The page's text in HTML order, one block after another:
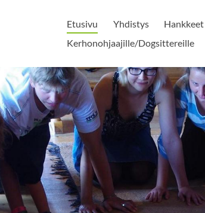
Etusivu Yhdistys Hankkeet
Kerhonohjaajille/Dogsittereille